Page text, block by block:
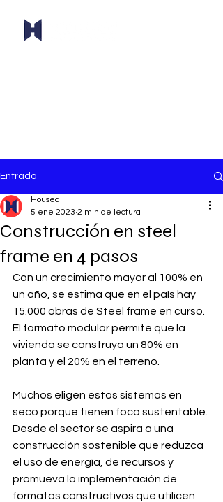
Entrada
Construcción en steel
frame en 4 pasos
Housec
5 ene 2023 2 min de lectura
Con un crecimiento mayor al 100% en
un año, se estima que en el país hay
15.000 obras de Steel frame en curso.
El formato modular permite que la
vivienda se construya un 80% en
planta y el 20% en el terreno.
Muchos eligen estos sistemas en
seco porque tienen foco sustentable.
Desde el sector se aspira a una
construcción sostenible que reduzca
el uso de energía, de recursos y
promueva la implementación de
formatos constructivos que utilicen